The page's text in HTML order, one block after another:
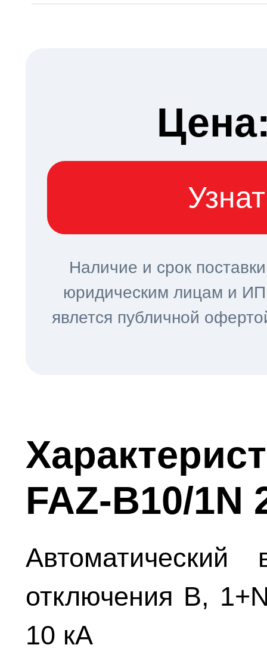
Наличие и срок
юридическим лицам и
явлется публичной
FAZ-B10/1N
отключения В,
10 кА